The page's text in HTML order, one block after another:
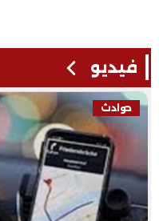
فيديو
حوادث